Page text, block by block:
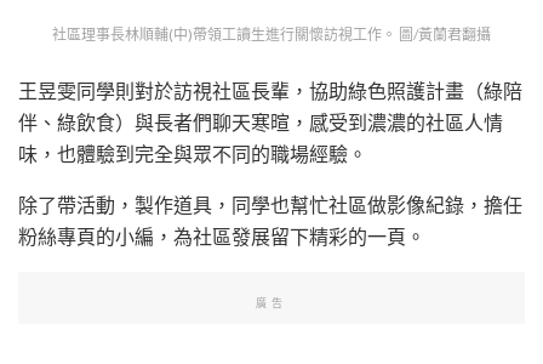
社區理事長林順輔(中)帶領工讀生進行關懷訪視工作。 圖/黃蘭君翻攝
王昱雯同學則對於訪視社區長輩，協助綠色照護計畫（綠陪
伴、綠飲食）與長者們聊天寒暄，感受到濃濃的社區人情
味，也體驗到完全與眾不同的職場經驗。
除了帶活動，製作道具，同學也幫忙社區做影像紀錄，擔任
粉絲專頁的小編，為社區發展留下精彩的一頁。
廣告